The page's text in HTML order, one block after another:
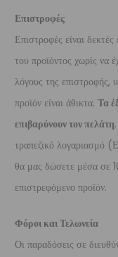
Επιστροφές
Επιστροφές είναι
του προϊόντος χωρίς να
λόγους της επιστροφής,
προϊόν είναι άθικτα. Τα
επιβαρύνουν τον πελάτη
τραπεζικό λογαριασμό
θα μας δώσετε μέσα σε
επιστρεφόμενο προϊόν.
Φόροι και Τελωνεία
Οι παραδόσεις σε